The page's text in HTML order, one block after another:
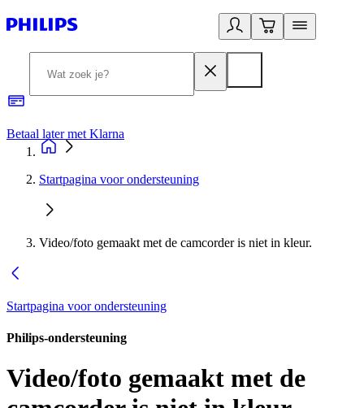
Betaal later met Klarna
Startpagina voor ondersteuning
Video/foto gemaakt met de camcorder is niet in kleur.
Startpagina voor ondersteuning
Philips-ondersteuning
Video/foto gemaakt met de